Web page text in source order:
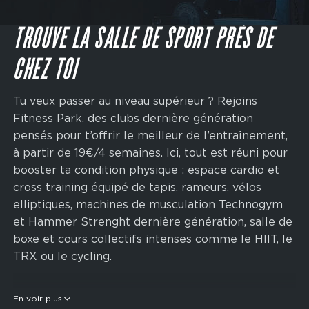
CTA
JE M'INSCRIS
TROUVE LA SALLE DE SPORT PRÈS DE
CHEZ TOI
Tu veux passer au niveau supérieur ? Rejoins
Fitness Park, des clubs dernière génération
pensés pour t’offrir le meilleur de l’entraînement,
à partir de 19€/4 semaines. Ici, tout est réuni pour
booster ta condition physique : espace cardio et
cross training équipé de tapis, rameurs, vélos
elliptiques, machines de musculation Technogym
et Hammer Strenght dernière génération, salle de
boxe et cours collectifs intenses comme le HIIT, le
TRX ou le cycling.
En voir plus
Nos clubs sont aussi le terrain d'entraînement